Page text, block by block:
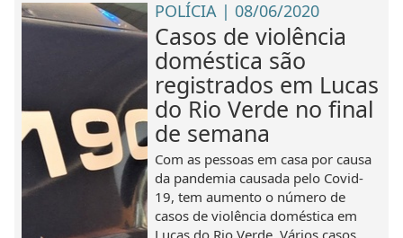
POLÍCIA | 08/06/2020
Casos de violência
doméstica são
registrados em Lucas
do Rio Verde no final
de semana
Com as pessoas em casa por causa
da pandemia causada pelo Covid-
19, tem aumento o número de
casos de violência doméstica em
Lucas do Rio Verde. Vários casos